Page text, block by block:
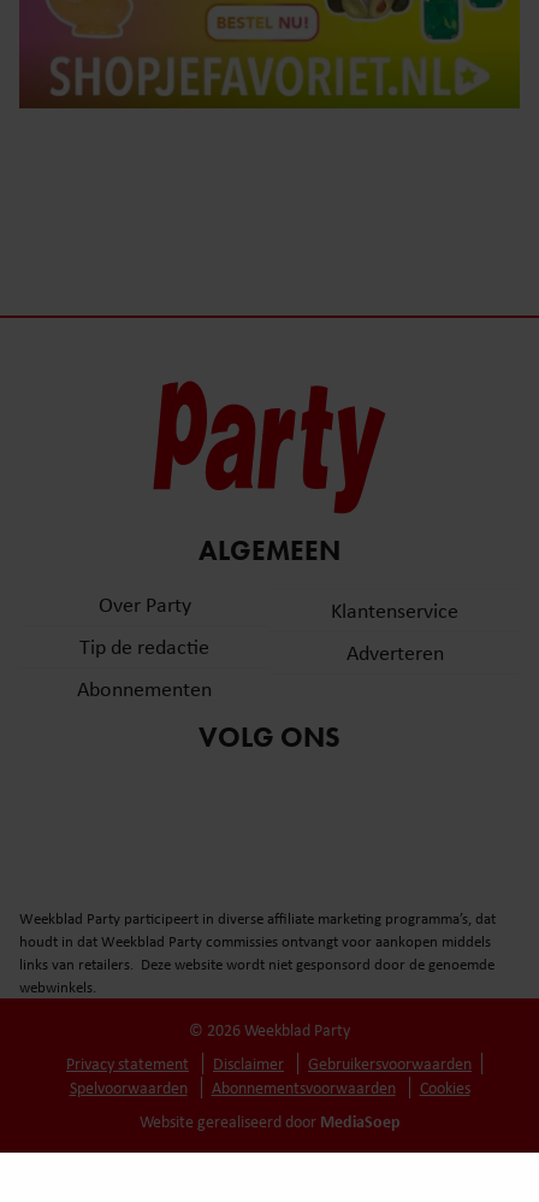
ALGEMEEN
Over Party
Tip de redactie
Abonnementen
Klantenservice
Adverteren
VOLG ONS
Weekblad Party participeert in diverse affiliate marketing programma’s, dat
houdt in dat Weekblad Party commissies ontvangt voor aankopen middels
links van retailers. Deze website wordt niet gesponsord door de genoemde
webwinkels.
© 2026 Weekblad Party
Privacy statement
Disclaimer
Gebruikersvoorwaarden
Spelvoorwaarden
Abonnementsvoorwaarden
Cookies
Website gerealiseerd door MediaSoep